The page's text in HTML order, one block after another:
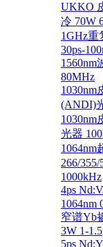
UKKO
冷 70W
1GHz重
30ps-
1560nm
80MHz
(ANDI)
光器
1064nm
266/
1000kHz
4ps
1064nm
窄谱Yb
3W 1-
5ps